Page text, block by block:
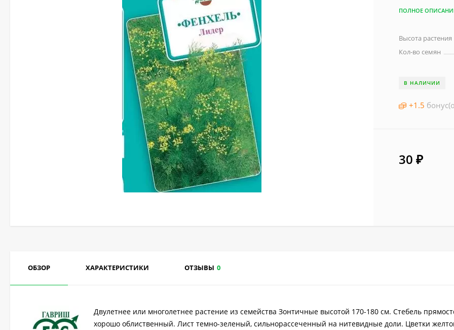
ПОЛНОЕ
Высота растения
Кол-во семян
В НАЛИЧИИ
+1.5
30₽
ОБЗОР ХАРАКТЕРИСТИКИ ОТЗЫВЫ 0
Двулетнее или многолетнее растение из семейства Зонтичные высотой 170-180 см. Стебель
хорошо облиственный. Лист темно-зеленый, сильнорассеченный на нитевидные доли. Цветки